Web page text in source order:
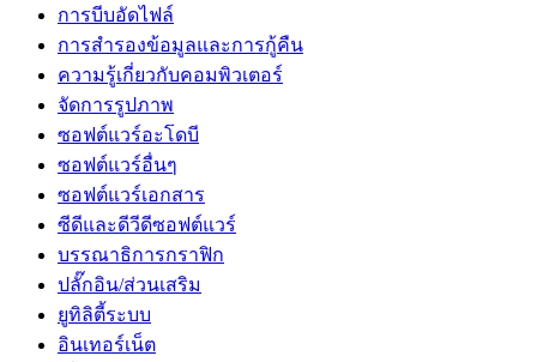
การบีบอัดไฟล์
การสำรองข้อมูลและการกู้คืน
ความรู้เกี่ยวกับคอมพิวเตอร์
จัดการรูปภาพ
ซอฟต์แวร์อะโดบี
ซอฟต์แวร์อื่นๆ
ซอฟต์แวร์เอกสาร
ซีดีและดีวีดีซอฟต์แวร์
บรรณาธิการกราฟิก
ปลั๊กอิน/ส่วนเสริม
ยูทิลิตี้ระบบ
อินเทอร์เน็ต